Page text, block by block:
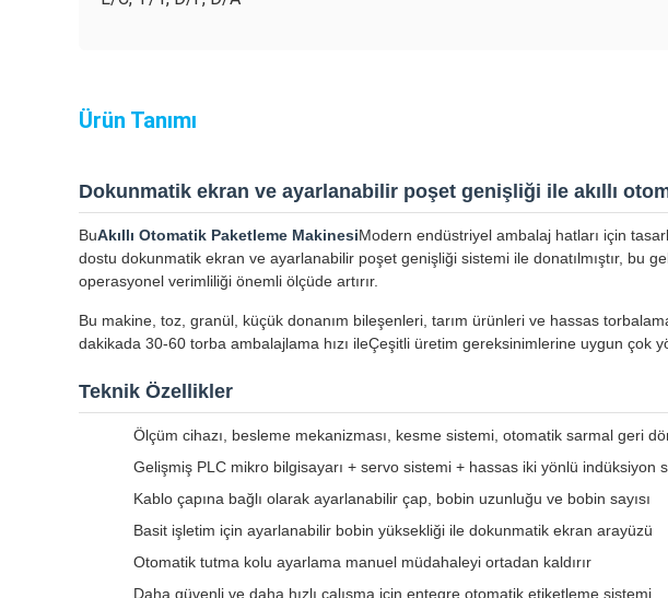
Ürün Tanımı
Dokunmatik ekran ve ayarlanabilir poşet genişliği ile akıllı
BuAkıllı Otomatik Paketleme MakinesiModern endüstriyel ambalaj hatları için
dostu dokunmatik ekran ve ayarlanabilir poşet genişliği sistemi ile donatılmıştır, bu
operasyonel verimliliği önemli ölçüde artırır.
Bu makine, toz, granül, küçük donanım bileşenleri, tarım ürünleri ve hassas
dakikada 30-60 torba ambalajlama hızı ileÇeşitli üretim gereksinimlerine uygun çok
Teknik Özellikler
Ölçüm cihazı, besleme mekanizması, kesme sistemi, otomatik sarmal geri
Gelişmiş PLC mikro bilgisayarı + servo sistemi + hassas iki yönlü indüksiyon
Kablo çapına bağlı olarak ayarlanabilir çap, bobin uzunluğu ve bobin sayısı
Basit işletim için ayarlanabilir bobin yüksekliği ile dokunmatik ekran arayüzü
Otomatik tutma kolu ayarlama manuel müdahaleyi ortadan kaldırır
Daha güvenli ve daha hızlı çalışma için entegre otomatik etiketleme sistemi